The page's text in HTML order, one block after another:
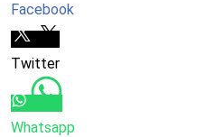
Facebook
Twitter
Whatsapp